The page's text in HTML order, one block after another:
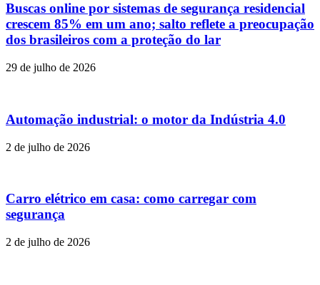
Buscas online por sistemas de segurança residencial
crescem 85% em um ano; salto reflete a preocupação
dos brasileiros com a proteção do lar
29 de julho de 2026
Automação industrial: o motor da Indústria 4.0
2 de julho de 2026
Carro elétrico em casa: como carregar com
segurança
2 de julho de 2026